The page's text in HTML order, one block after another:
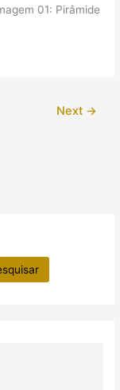
01: Pirâmide
Next →